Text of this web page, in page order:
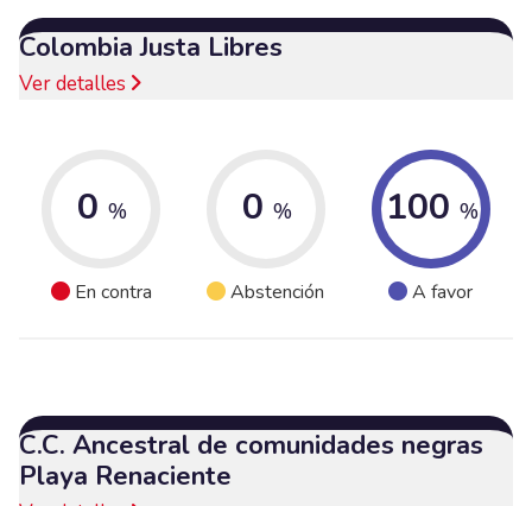
Colombia Justa Libres
Ver detalles
0 %
En contra
0 %
Abstención
100 %
A favor
C.C. Ancestral de comunidades negras
Playa Renaciente